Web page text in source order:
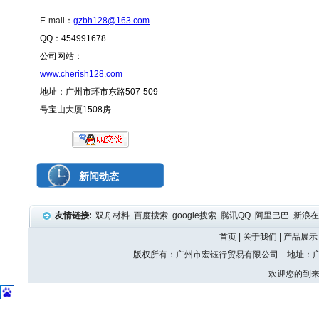
E-mail ： gzbh128@163.com
QQ：454991678
公司网站：
www.cherish128.com
地址：广州市环市东路507-509
号宝山大厦1508房
新闻动态
友情链接: 双舟材料 百度搜索 google搜索 腾讯QQ 阿里巴巴 新浪
首页 关于我们 产品展示
版权所有：广州市宏钰行贸易有限公司 地址
欢迎您的到